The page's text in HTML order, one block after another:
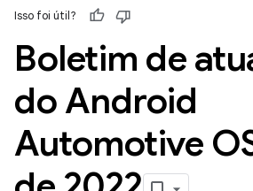
Isso foi útil?
Boletim de
do Android
Automotive